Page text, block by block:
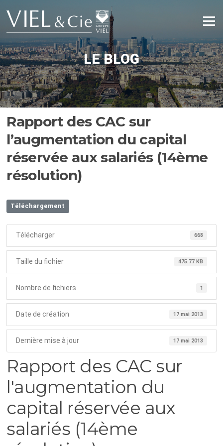
contenu
Menu
LE BLOG
Rapport des CAC sur
l’augmentation du capital
réservée aux salariés (14ème
résolution)
Téléchargement
Télécharger 668
Taille du fichier 475.77 KB
Nombre de fichiers 1
Date de création 17 mai 2013
Dernière mise à jour 17 mai 2013
Rapport des CAC sur
l'augmentation du
capital réservée aux
salariés (14ème